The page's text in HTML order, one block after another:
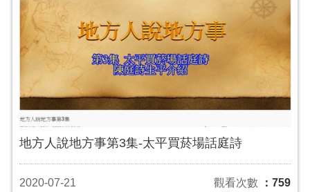
地方人說地方事第3集-太平買菸場話庭詩
2020-07-21 觀看次數 ：759